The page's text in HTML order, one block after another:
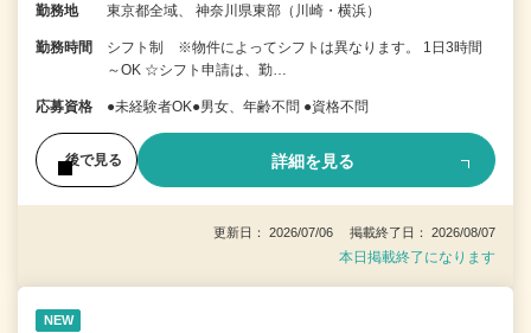
勤務地 東京都全域、 神奈川県東部（川崎・横浜）
勤務時間
シフト制 ※物件によってシフトは異なります。 1日3時間
～OK ☆シフト申請は、勤…
応募資格 ●未経験者OK●男女、年齢不問 ●資格不問
後で見る 詳細を見る
更新日： 2026/07/06 掲載終了日： 2026/08/07
本日掲載終了になります
NEW